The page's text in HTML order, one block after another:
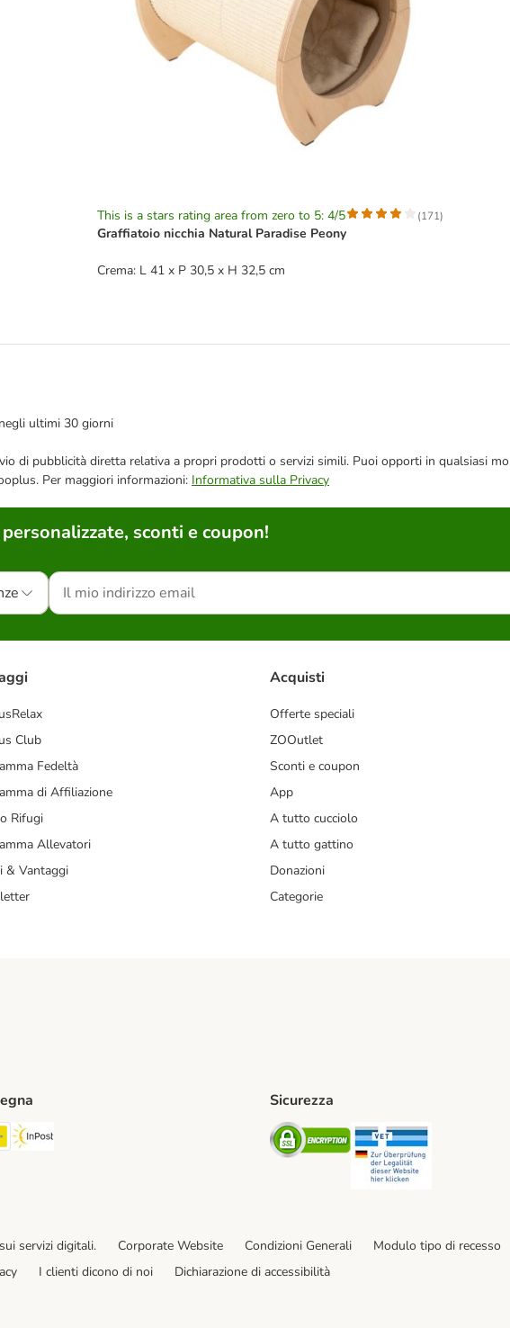
This is a stars rating area from zero to 5: 4/5 (171)
Graffiatoio nicchia Natural Paradise Peony
Crema: L 41 x P 30,5 x H 32,5 cm
ultimi 30 giorni
di pubblicità diretta relativa a propri prodotti o servizi simili. Puoi opporti in qualsiasi
Per maggiori informazioni: Informativa sulla Privacy
sconti e coupon!
Club
Fedeltà
di Affiliazione
Rifugi
Allevatori
& Vantaggi
Acquisti
Offerte speciali
ZOOutlet
Sconti e coupon
App
A tutto cucciolo
A tutto gattino
Donazioni
Categorie
Method
Payment Method
Poste Italiane. Shipping Method
Sicurezza
Security
servizi digitali. Corporate Website Condizioni Generali Modulo tipo di recesso
I clienti dicono di noi Dichiarazione di accessibilità